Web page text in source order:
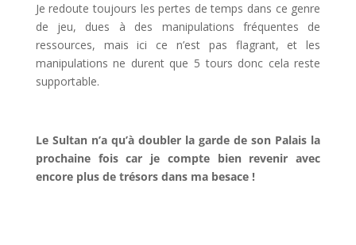
Je redoute toujours les pertes de temps dans ce genre
de jeu, dues à des manipulations fréquentes de
ressources, mais ici ce n’est pas flagrant, et les
manipulations ne durent que 5 tours donc cela reste
supportable.
Le Sultan n’a qu’à doubler la garde de son Palais la
prochaine fois car je compte bien revenir avec
encore plus de trésors dans ma besace !